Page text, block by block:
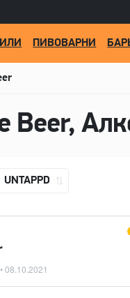
ПИВОВАРНИ
Beer,
UNTAPPD
08.10.2021